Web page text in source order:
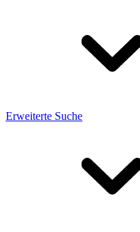
Erweiterte Suche